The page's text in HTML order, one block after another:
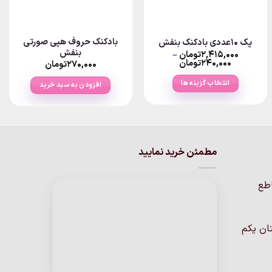
پک ۱۰عددی بادکنک بنفش
۲,۴۱۵,۰۰۰تومان–
۲۴۰,۰۰۰تومانPrice
range:
through
۲,۴۱۵,۰۰۰تومان
انتخاب گزینه ها
مختلفی
بادکنک حروف هپی صورتی
بنفش
۲۷۰,۰۰۰تومان
افزودن به سبد خرید
یکم
مطمئن خرید نمایید